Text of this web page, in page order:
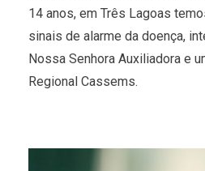
14 anos, em Três Lagoas
sinais de alarme da doença,
Nossa Senhora Auxiliadora e
Regional Cassems.